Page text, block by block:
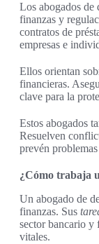
Los abogados de
finanzas y
contratos de
empresas e
Ellos orientan
financieras.
clave para la
Estos abogados
Resuelven
prevén
¿Cómo trabaja
Un abogado de
finanzas. Sus
sector bancario y
vitales.